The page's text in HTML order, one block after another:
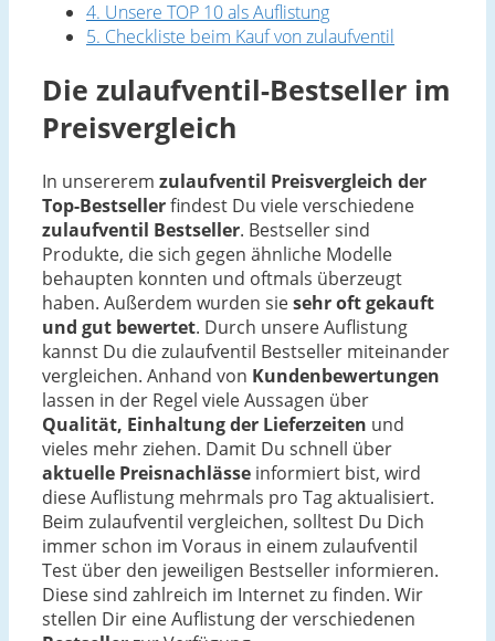
4. Unsere TOP 10 als Auflistung
5. Checkliste beim Kauf von zulaufventil
Die zulaufventil-Bestseller im
Preisvergleich
In unsererem zulaufventil Preisvergleich der
Top-Bestsellerfindest Du viele verschiedene
zulaufventil Bestseller. Bestseller sind
Produkte, die sich gegen ähnliche Modelle
behaupten konnten und oftmals überzeugt
haben. Außerdem wurden siesehr oft gekauft
und gut bewertet. Durch unsere Auflistung
kannst Du die zulaufventil Bestseller miteinander
vergleichen. Anhand von Kundenbewertungen
lassen in der Regel viele Aussagen über
Qualität, Einhaltung der Lieferzeiten und
vieles mehr ziehen. Damit Du schnell über
aktuelle Preisnachlässe informiert bist, wird
diese Auflistung mehrmals pro Tag aktualisiert.
Beim zulaufventil vergleichen, solltest Du Dich
immer schon im Voraus in einem zulaufventil
Test über den jeweiligen Bestseller informieren.
Diese sind zahlreich im Internet zu finden. Wir
stellen Dir eine Auflistung der verschiedenen